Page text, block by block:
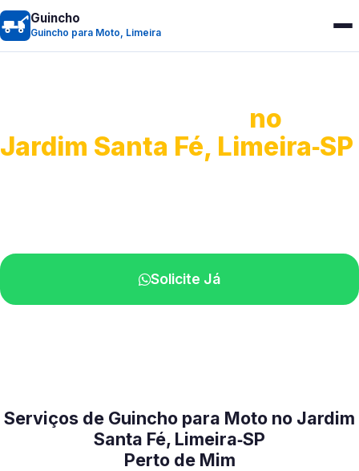
Guincho
Guincho para Moto, Limeira
no
Jardim Santa Fé, Limeira‑SP
Solicite Já
Serviços de Guincho para Moto no Jardim
Santa Fé, Limeira‑SP
Perto de Mim